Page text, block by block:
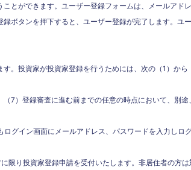
とができます。ユーザー登録フォームは、メールア
ボタンを押下すると、ユーザー登録が完了します。ユ
。投資家が投資家登録を行うためには、次の（1）か
7）登録審査に進む前までの任意の時点において、別
グイン画面にメールアドレス、パスワードを入力しロ
限り投資家登録申請を受付いたします。非居住者の方は